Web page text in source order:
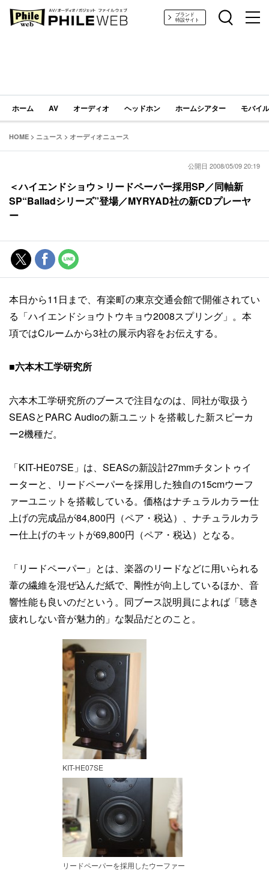
PHILE WEB｜AV/オーディオ/ガジェットブランド
特設サイト
ホーム AV オーディオ ヘッドホン ホームシアター モバイ
HOME > ニュース > オーディオニュース
公開日 2008/05/09 20:19
＜ハイエンドショウ＞リードペーパー採用SP／同軸新
SP“Balladシリーズ”登場／MYRYAD社の新CDプレーヤ
ー
本日から11日まで、有楽町の東京交通会館で開催されてい
る「ハイエンドショウトウキョウ2008スプリング」。本
項ではCルームから3社の展示内容をお伝えする。
■六本木工学研究所
六本木工学研究所のブースで注目なのは、同社が取扱う
SEASとPARC Audioの新ユニットを搭載した新スピーカ
ー2機種だ。
「KIT-HE07SE」は、SEASの新設計27mmチタントゥイ
ーターと、リードペーパーを採用した独自の15cmウーフ
ァーユニットを搭載している。価格はナチュラルカラー仕
上げの完成品が84,800円（ペア・税込）、ナチュラルカラ
ー仕上げのキットが69,800円（ペア・税込）となる。
「リードペーパー」とは、楽器のリードなどに用いられる
葦の繊維を混ぜ込んだ紙で、剛性が向上しているほか、音
響性能も良いのだという。同ブース説明員によれば「聴き
疲れしない音が魅力的」な製品だとのこと。
KIT-HE07SE
リードペーパーを採用したウーファー